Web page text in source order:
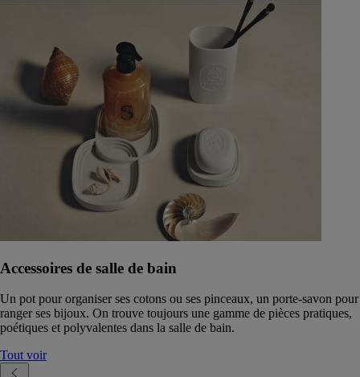
Accessoires de salle de bain
Un pot pour organiser ses cotons ou ses pinceaux, un porte-savon pour
ranger ses bijoux. On trouve toujours une gamme de pièces pratiques,
poétiques et polyvalentes dans la salle de bain.
Tout voir